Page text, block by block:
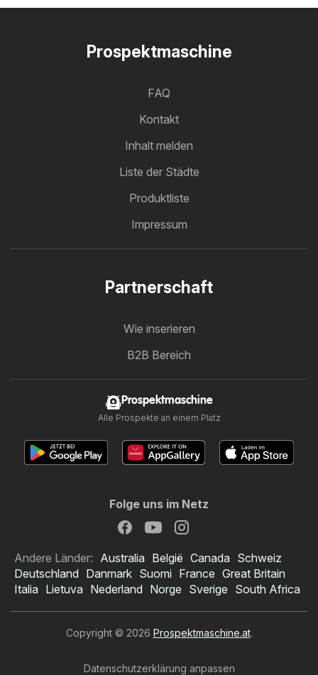
Prospektmaschine
FAQ
Kontakt
Inhalt melden
Liste der Städte
Produktliste
Impressum
Partnerschaft
Wie inserieren
B2B Bereich
Prospektmaschine
Alle Prospekte an einem Platz
Folge uns im Netz
Andere Länder: Australia België Canada Schweiz
Deutschland Danmark Suomi France Great Britain
Italia Lietuva Nederland Norge Sverige South Africa
Copyright © 2026 Prospektmaschine.at.
Datenschutzerklärung anpassen